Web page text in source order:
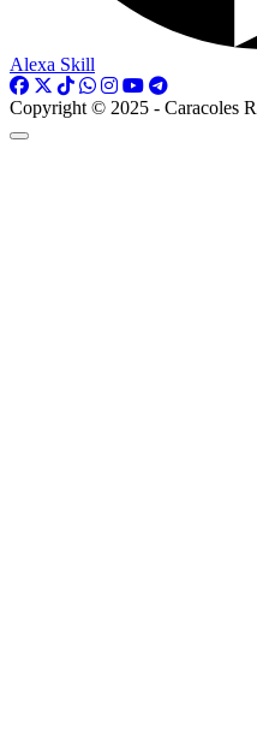
Alexa Skill
Copyright © 2025 - Caracoles